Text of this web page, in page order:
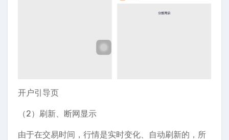
开户引导页
（2）刷新、断网显示
由于在交易时间，行情是实时变化、自动刷新的，所